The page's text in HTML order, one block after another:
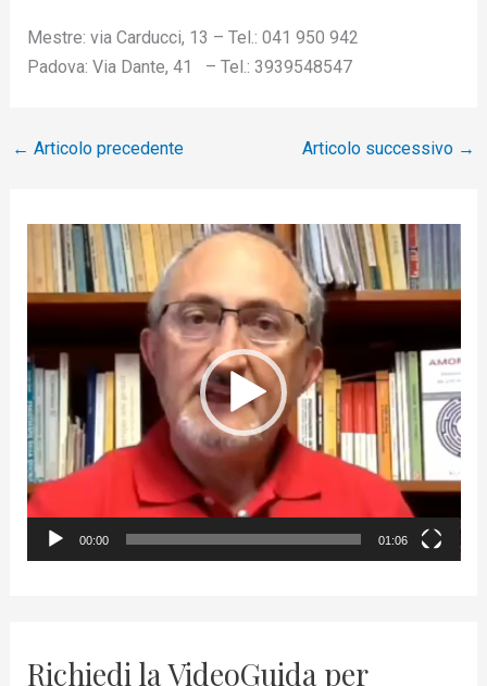
Mestre: via Carducci, 13 – Tel.: 041 950 942
Padova: Via Dante, 41 – Tel.: 3939548547
← Articolo precedente Articolo successivo →
d
o
P
l
a
y
00:00 01:06
Richiedi la VideoGuida per